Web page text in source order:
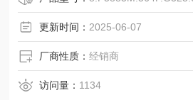
G=Conin,轴向,逆时针H=Conin,径向,
不适用于IP67
**通过夹紧法兰+法兰适配器（参见“
其他不同的法兰版本。
如，RI58带同步法兰和10mm轴：也
更新时间： 2025-06-07
厂商性质：经销商
访问量： 1134